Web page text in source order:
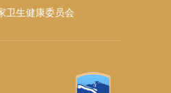
卫生健康委员会